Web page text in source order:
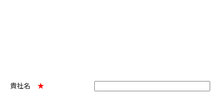
貴社名 ★